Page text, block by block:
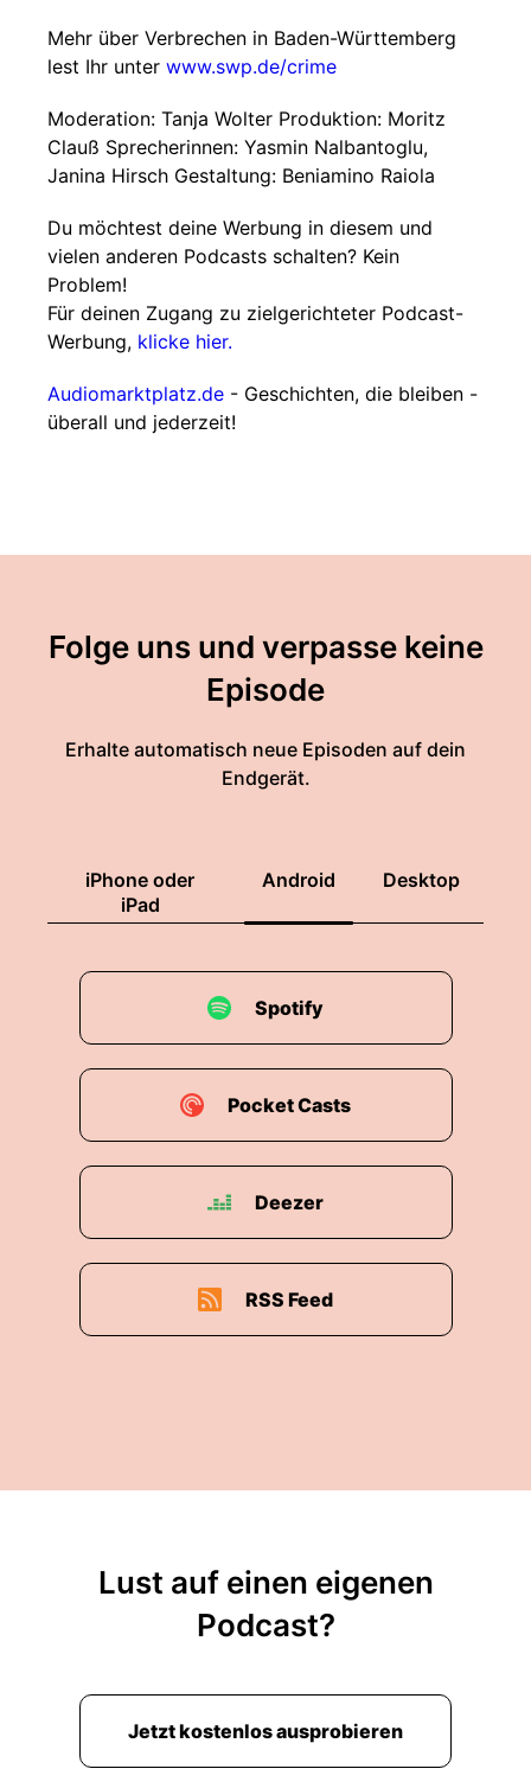
Mehr über Verbrechen in Baden-Württemberg
lest Ihr unter www.swp.de/crime
Moderation: Tanja Wolter Produktion: Moritz
Clauß Sprecherinnen: Yasmin Nalbantoglu,
Janina Hirsch Gestaltung: Beniamino Raiola
Du möchtest deine Werbung in diesem und
vielen anderen Podcasts schalten? Kein
Problem!
Für deinen Zugang zu zielgerichteter Podcast-
Werbung, klicke hier.
Audiomarktplatz.de - Geschichten, die bleiben -
überall und jederzeit!
Folge uns und verpasse keine
Episode
Erhalte automatisch neue Episoden auf dein
Endgerät.
iPhone oder
iPad
Android Desktop
Spotify
Pocket Casts
Deezer
RSS Feed
Lust auf einen eigenen
Podcast?
Jetzt kostenlos ausprobieren